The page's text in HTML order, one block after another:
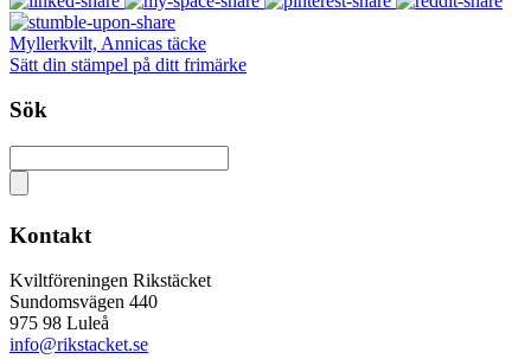
Myllerkvilt, Annicas täcke
Sätt din stämpel på ditt frimärke
Sök
Kontakt
Kviltföreningen Rikstäcket
Sundomsvägen 440
975 98 Luleå
info@rikstacket.se